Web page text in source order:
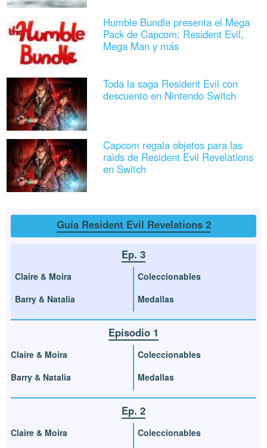
Humble Bundle presenta el Mega
Pack de Capcom: Resident Evil,
Mega Man y más
Toda la saga Resident Evil con
descuento en Nintendo Switch
Capcom regala objetos para las
raids de Resident Evil Revelations
en Switch
Guía Resident Evil Revelations 2
Ep. 3
Claire & Moira
Barry & Natalia
Coleccionables
Medallas
Episodio 1
Claire & Moira
Barry & Natalia
Coleccionables
Medallas
Ep. 2
Claire & Moira
Coleccionables